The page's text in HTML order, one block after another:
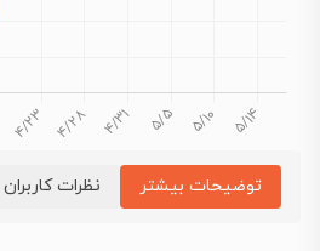
توضیحات بیشتر نظرات کاربران